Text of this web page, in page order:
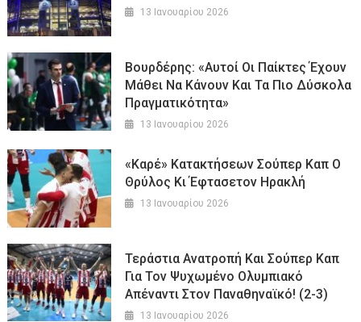
13 Ιανουαρίου 2026
Βουρδέρης: «Αυτοί Οι Παίκτες Έχουν
Μάθει Να Κάνουν Και Τα Πιο Δύσκολα
Πραγματικότητα»
13 Ιανουαρίου 2026
«Καρέ» Κατακτήσεων Σούπερ Καπ Ο
Θρύλος Κι Έφτασετον Ηρακλή
13 Ιανουαρίου 2026
Τεράστια Ανατροπή Και Σούπερ Καπ
Για Τον Ψυχωμένο Ολυμπιακό
Απέναντι Στον Παναθηναϊκό! (2-3)
13 Ιανουαρίου 2026